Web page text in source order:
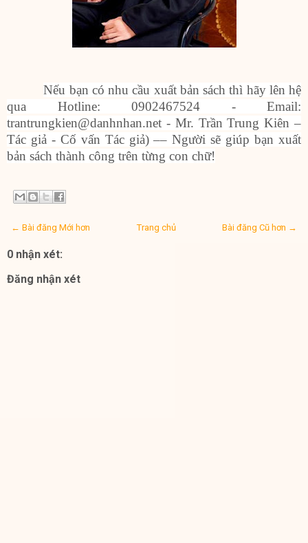
Nếu bạn có nhu cầu xuất bản sách thì hãy lên hệ
qua Hotline: 0902467524 - Email:
trantrungkien@danhnhan.net - Mr. Trần Trung Kiên –
Tác giả - Cố vấn Tác giả) –– Người sẽ giúp bạn xuất
bản sách thành công trên từng con chữ!
← Bài đăng Mới hơn Bài đăng Cũ hơn →
Trang chủ
0 nhận xét:
Đăng nhận xét